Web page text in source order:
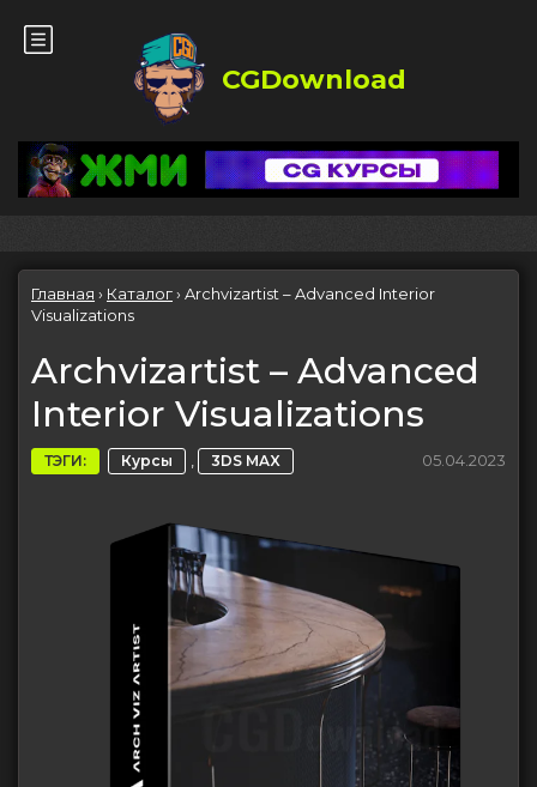
CGDownload
Главная › Каталог› Archvizartist – Advanced Interior
Visualizations
Archvizartist – Advanced
Interior Visualizations
ТЭГИ: Курсы , 3DS MAX 05.04.2023